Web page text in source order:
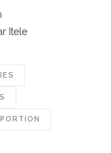
Itele
PORTION